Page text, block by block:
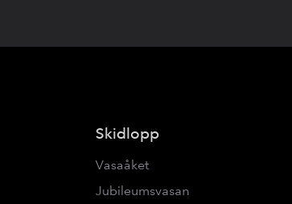
Skidlopp
Vasaåket
Jubileumsvasan